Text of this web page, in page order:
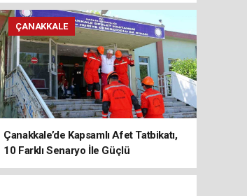
ÇANAKKALE
Çanakkale’de Kapsamlı Afet Tatbikatı,
10 Farklı Senaryo İle Güçlü
Koordinasyon